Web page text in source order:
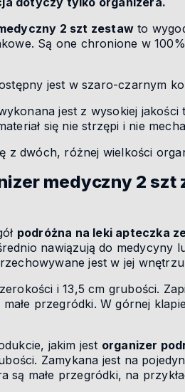
2 szt zestaw to
Są one chronione w
jest w szaro-czarnym
jest z wysokiej jakości
się nie strzępi i nie
z dwóch, różnej wielkości
medyczny 2 szt
podróżna na leki apteczka
nawiązują do medycyny
jest w jej
i 13,5 cm grubości.
przegródki. W górnej
jakim jest organizer
Zamykana jest na
małe przegródki, na